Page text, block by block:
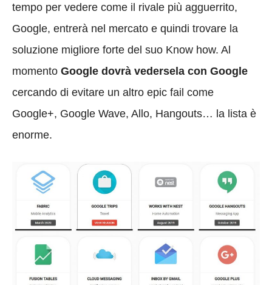
tempo per vedere come il rivale più agguerrito,
Google, entrerà nel mercato e quindi trovare la
soluzione migliore forte del suo Know how. Al
momento Google dovrà vedersela con Google
cercando di evitare un altro epic fail come
Google+, Google Wave, Allo, Hangouts… la lista è
enorme.